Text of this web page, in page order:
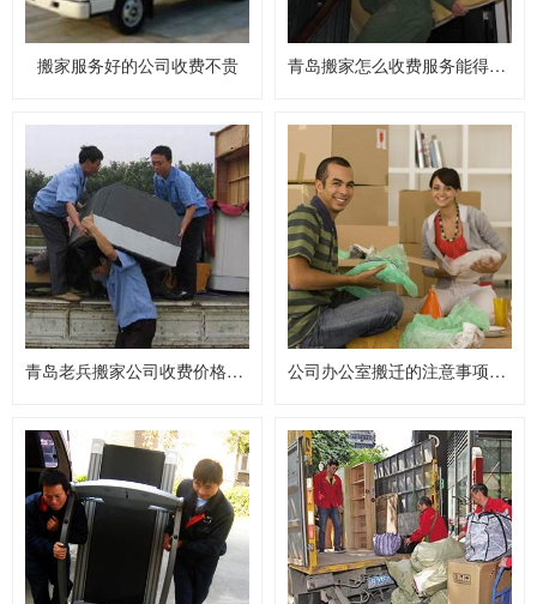
搬家服务好的公司收费不贵 青岛搬家怎么收费服务能得到保障
青岛老兵搬家公司收费价格标准 公司办公室搬迁的注意事项大全